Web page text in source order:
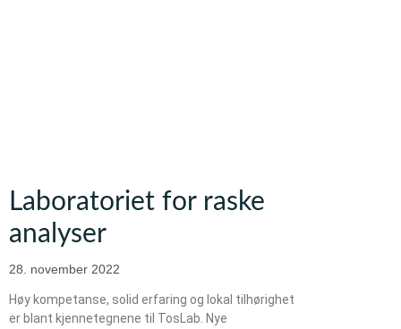
Laboratoriet for raske
analyser
28. november 2022
Høy kompetanse, solid erfaring og lokal tilhørighet
er blant kjennetegnene til TosLab. Nye